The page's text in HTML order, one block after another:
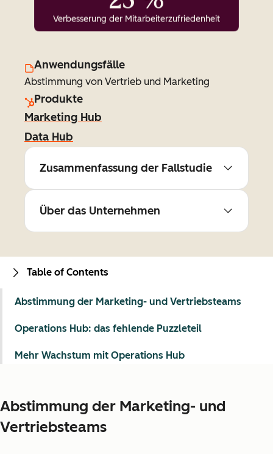
Verbesserung der Mitarbeiterzufriedenheit
Anwendungsfälle
Abstimmung von Vertrieb und Marketing
Produkte
Marketing Hub
Data Hub
Zusammenfassung der Fallstudie
Über das Unternehmen
Abstimmung der Marketing- und
Vertriebsteams
Table of Contents
Abstimmung der Marketing- und Vertriebsteams
Operations Hub: das fehlende Puzzleteil
Mehr Wachstum mit Operations Hub